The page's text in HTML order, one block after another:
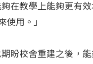
在教學上能夠更有
使用。」
盼校舍重建之後，